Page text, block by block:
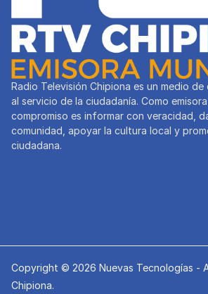
Radio Televisión Chipiona es un medio
al servicio de la ciudadanía. Como
compromiso es informar con veracidad,
comunidad, apoyar la cultura local y
ciudadana.
Copyright © 2026 Nuevas Tecnologías -
Chipiona.